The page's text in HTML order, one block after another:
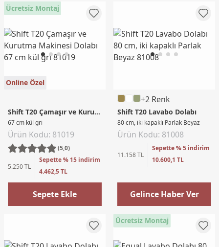
Online Özel
Ücretsiz Montaj
Shift T20 Çamaşır ve Kurutma Makinesi Dolabı
67 cm kül gri
Ürün Kodu: 81019
(5,0)
5.250 TL
Sepette % 15 indirim
4.462,5 TL
Sepete Ekle
+2 Renk
Shift T20 Lavabo Dolabı
80 cm, iki kapaklı Parlak Beyaz
Ürün Kodu: 81008
11.158 TL
Sepette % 5 indirim
10.600,1 TL
Gelince Haber Ver
Ücretsiz Montaj